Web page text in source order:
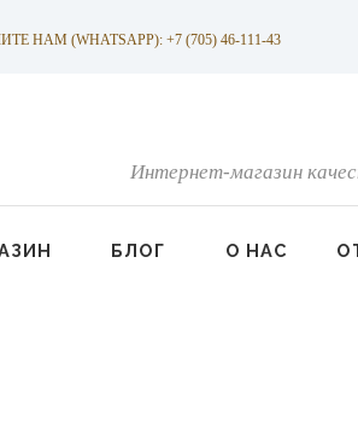
(WHATSAPP): +7 (705) 46-111-43
Интернет-магазин
БЛОГ О НАС